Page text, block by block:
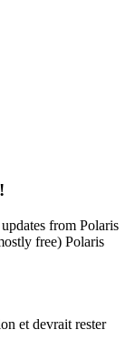
from Polaris
free) Polaris
et devrait rester